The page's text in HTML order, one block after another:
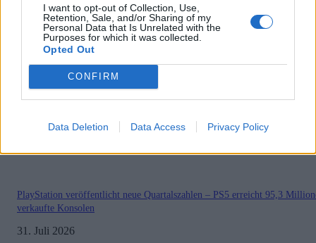
I want to opt-out of Collection, Use,
Retention, Sale, and/or Sharing of my
Personal Data that Is Unrelated with the
Purposes for which it was collected.
Opted Out
CONFIRM
Data Deletion Data Access Privacy Policy
BELIEBT
Sony bereitet sich auf GTA 6 vor – PS5-Nachschub für den Mega-Launch
Halo: Campaign Evolved erhält erstes Update – Zahlreiche Fehler behoben
31. Juli 2026
PlayStation veröffentlicht neue Quartalszahlen – PS5 erreicht 95,3
verkaufte Konsolen
31. Juli 2026